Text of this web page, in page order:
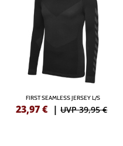
FIRST SEAMLESS JERSEY L/S
23,97€ |UVP 39,95 €